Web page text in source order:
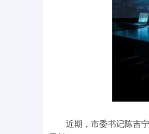
近期，市委书记陈吉宁